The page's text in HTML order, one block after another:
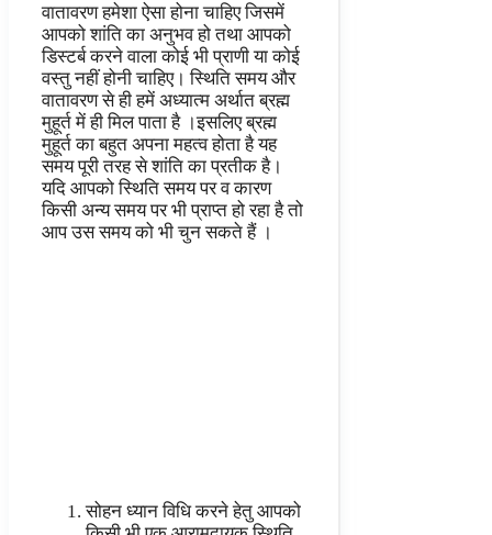
वातावरण हमेशा ऐसा होना चाहिए जिसमें
आपको शांति का अनुभव हो तथा आपको
डिस्टर्ब करने वाला कोई भी प्राणी या कोई
वस्तु नहीं होनी चाहिए। स्थिति समय और
वातावरण से ही हमें अध्यात्म अर्थात ब्रह्म
मुहूर्त में ही मिल पाता है ।इसलिए ब्रह्म
मुहूर्त का बहुत अपना महत्व होता है यह
समय पूरी तरह से शांति का प्रतीक है।
यदि आपको स्थिति समय पर व कारण
किसी अन्य समय पर भी प्राप्त हो रहा है तो
आप उस समय को भी चुन सकते हैं ।
सोहन ध्यान विधि करने हेतु आपको